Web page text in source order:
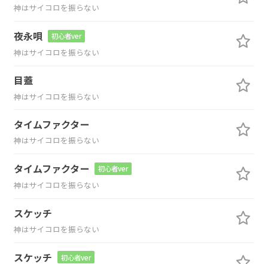
神はサイコロを振らない
夜永唄 初心者ver
神はサイコロを振らない
目蓋
神はサイコロを振らない
タイムファクター
神はサイコロを振らない
タイムファクター 初心者ver
神はサイコロを振らない
スケッチ
神はサイコロを振らない
スケッチ 初心者ver